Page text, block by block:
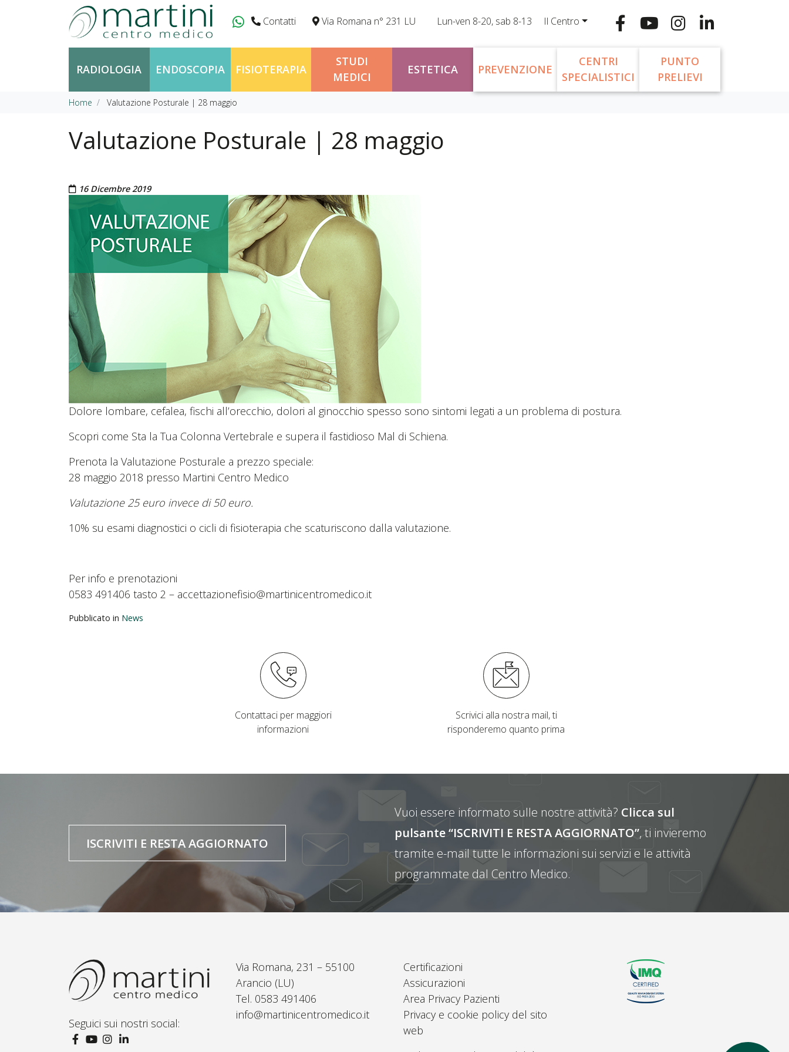
Vai al contenuto
Contatti Via Romana n° 231 LU Lun-ven 8-20, sab 8-13 Il Centro
RADIOLOGIA ENDOSCOPIA FISIOTERAPIA
STUDI
MEDICI
ESTETICA PREVENZIONE
CENTRI
SPECIALISTICI
PUNTO
PRELIEVI
Home Valutazione Posturale | 28 maggio
Valutazione Posturale | 28 maggio
Pubblicato il
16 Dicembre 2019
Dolore lombare, cefalea, fischi all’orecchio, dolori al ginocchio spesso sono sintomi legati a un problema di postura.
Scopri come Sta la Tua Colonna Vertebrale e supera il fastidioso Mal di Schiena.
Prenota la Valutazione Posturale a prezzo speciale:
28 maggio 2018 presso Martini Centro Medico
Valutazione 25 euro invece di 50 euro.
10% su esami diagnostici o cicli di fisioterapia che scaturiscono dalla valutazione.
Per info e prenotazioni
0583 491406 tasto 2 – accettazionefisio@martinicentromedico.it
Pubblicato in News
Contattaci per maggiori
informazioni
Scrivici alla nostra mail, ti
risponderemo quanto prima
ISCRIVITI E RESTA AGGIORNATO
Vuoi essere informato sulle nostre attività? Clicca sul
pulsante “ISCRIVITI E RESTA AGGIORNATO”, ti invieremo
tramite e-mail tutte le informazioni sui servizi e le attività
programmate dal Centro Medico.
Seguici sui nostri social:
Via Romana, 231 – 55100
Arancio (LU)
Tel. 0583 491406
info@martinicentromedico.it
Certificazioni
Assicurazioni
Area Privacy Pazienti
Privacy e cookie policy del sito
web